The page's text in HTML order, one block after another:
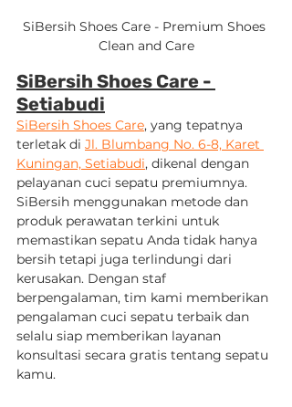
SiBersih Shoes Care - Premium Shoes
Clean and Care
SiBersih Shoes Care -
Setiabudi
SiBersih Shoes Care, yang tepatnya
terletak di Jl. Blumbang No. 6-8, Karet
Kuningan, Setiabudi, dikenal dengan
pelayanan cuci sepatu premiumnya.
SiBersih menggunakan metode dan
produk perawatan terkini untuk
memastikan sepatu Anda tidak hanya
bersih tetapi juga terlindungi dari
kerusakan. Dengan staf
berpengalaman, tim kami memberikan
pengalaman cuci sepatu terbaik dan
selalu siap memberikan layanan
konsultasi secara gratis tentang sepatu
kamu.